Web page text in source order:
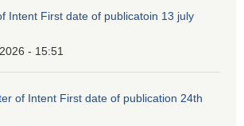
Intent First date of publicatoin 13 july
- 15:51
of Intent First date of publication 24th